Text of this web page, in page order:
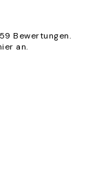
Bewertungen.
an.